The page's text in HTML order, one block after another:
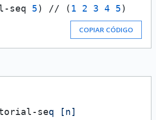
seq 5) // ( 1 2 3 4 5)
COPIAR CÓDIGO
seq [n]